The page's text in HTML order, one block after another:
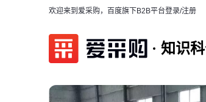
欢迎来到爱采购，百度旗下B2B平台登录/注册
知识